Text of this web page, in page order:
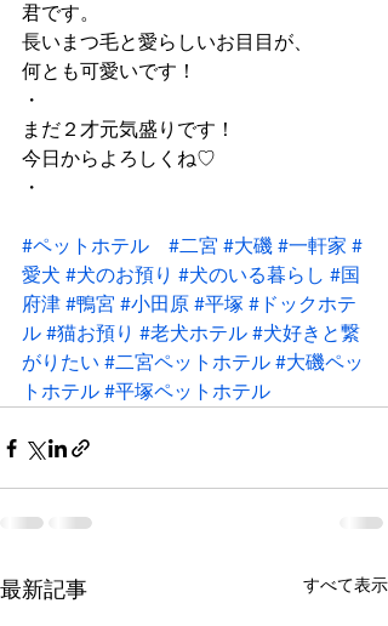
君です。
長いまつ毛と愛らしいお目目が、
何とも可愛いです！
・
まだ２才元気盛りです！
今日からよろしくね♡
・
#ペットホテル #二宮 #大磯 #一軒家 #
愛犬 #犬のお預り #犬のいる暮らし #国
府津 #鴨宮 #小田原 #平塚 #ドックホテ
ル #猫お預り #老犬ホテル #犬好きと繋
がりたい #二宮ペットホテル #大磯ペッ
トホテル #平塚ペットホテル
最新記事 すべて表示